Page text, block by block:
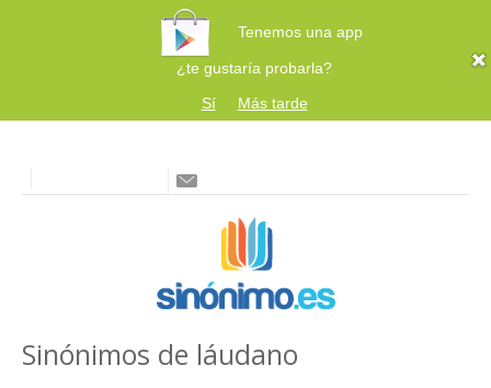
Tenemos una app
¿te gustaría probarla?
Sí
Más tarde
Sinónimos de láudano